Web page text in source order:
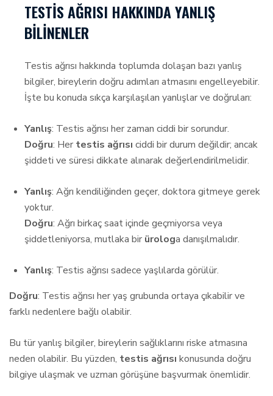
TESTIS AĞRISI HAKKINDA YANLIŞ
BILINENLER
Testis ağrısı hakkında toplumda dolaşan bazı yanlış
bilgiler, bireylerin doğru adımları atmasını engelleyebilir.
İşte bu konuda sıkça karşılaşılan yanlışlar ve doğruları:
Yanlış: Testis ağrısı her zaman ciddi bir sorundur.
Doğru: Her testis ağrısı ciddi bir durum değildir; ancak
şiddeti ve süresi dikkate alınarak değerlendirilmelidir.
Yanlış: Ağrı kendiliğinden geçer, doktora gitmeye gerek
yoktur.
Doğru: Ağrı birkaç saat içinde geçmiyorsa veya
şiddetleniyorsa, mutlaka bir ürologa danışılmalıdır.
Yanlış: Testis ağrısı sadece yaşlılarda görülür.
Doğru: Testis ağrısı her yaş grubunda ortaya çıkabilir ve
farklı nedenlere bağlı olabilir.
Bu tür yanlış bilgiler, bireylerin sağlıklarını riske atmasına
neden olabilir. Bu yüzden, testis ağrısı konusunda doğru
bilgiye ulaşmak ve uzman görüşüne başvurmak önemlidir.